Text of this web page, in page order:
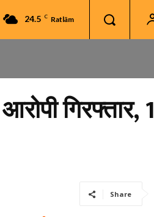
24.5 C Ratlām
गिरफ्तार, 1
Share